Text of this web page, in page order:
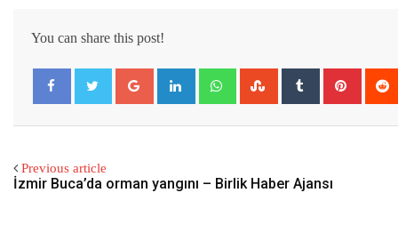
You can share this post!
Previous article
İzmir Buca’da orman yangını – Birlik Haber Ajansı